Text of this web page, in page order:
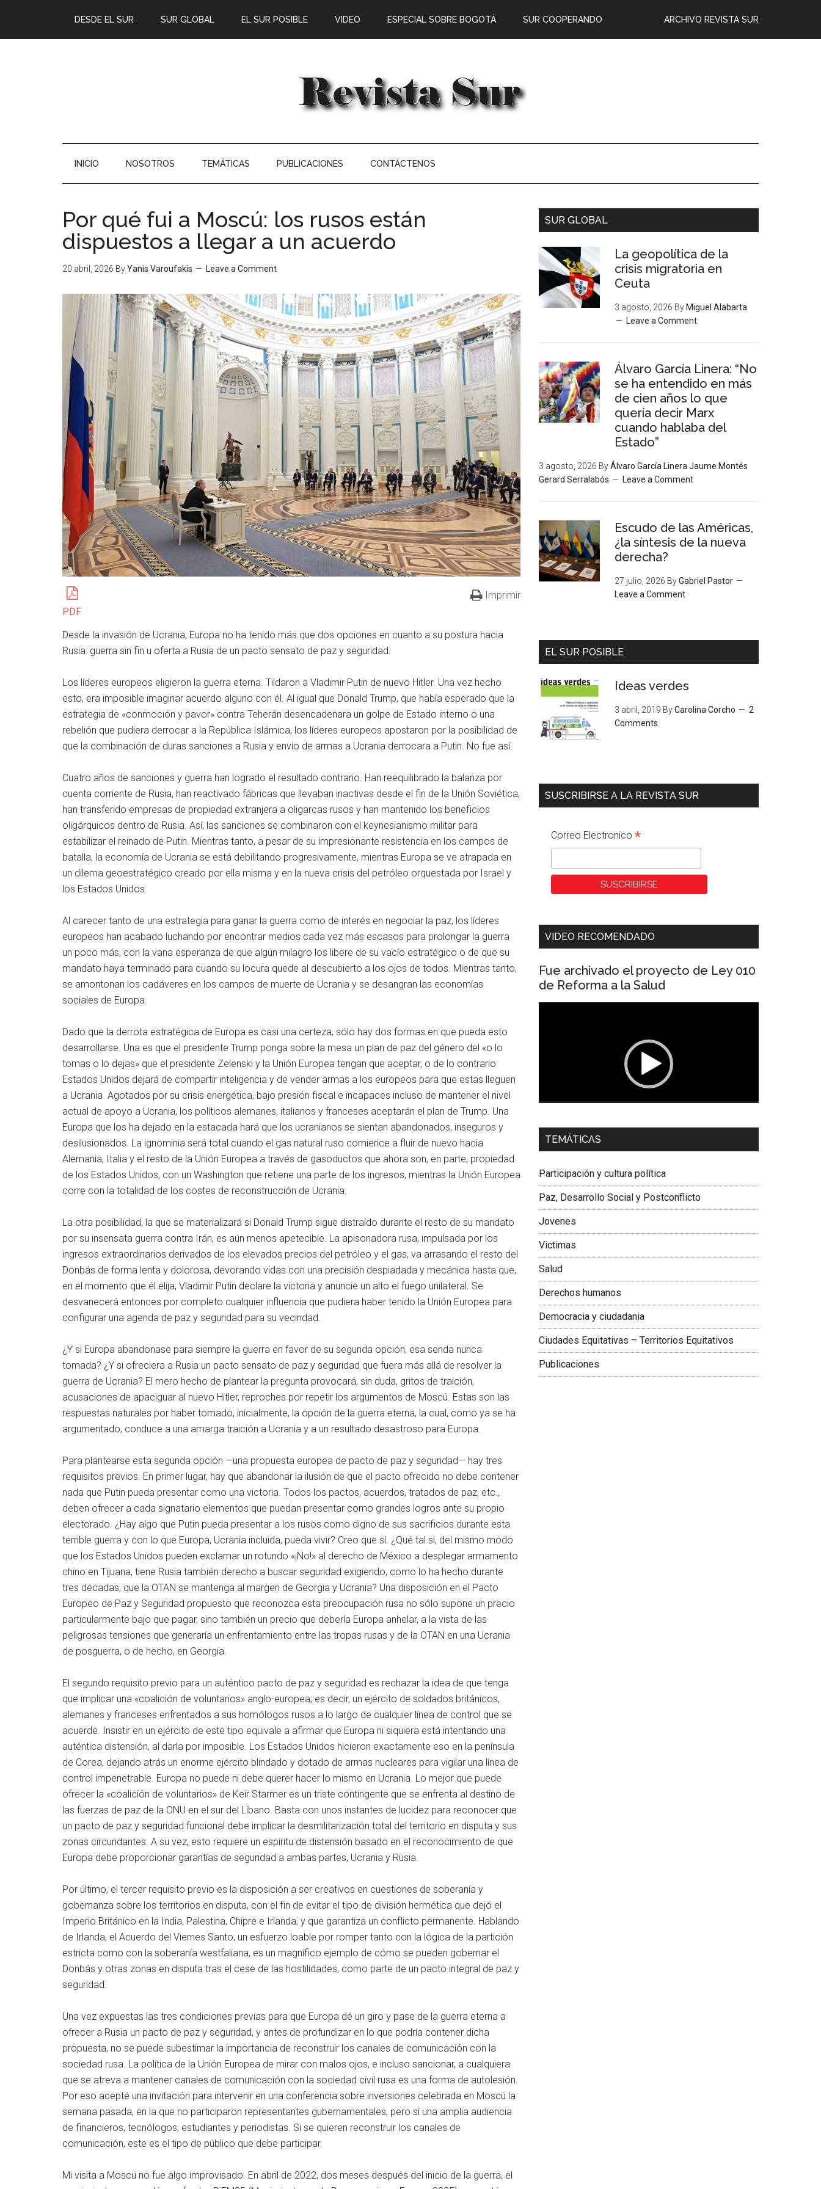
DESDE EL SUR SUR GLOBAL EL SUR POSIBLE ARCHIVO REVISTA SUR
VIDEO ESPECIAL SOBRE BOGOTÁ SUR COOPERANDO
INICIO NOSOTROS TEMÁTICAS PUBLICACIONES CONTÁCTENOS
Por qué fui a Moscú: los rusos están
dispuestos a llegar a un acuerdo
20 abril, 2026 ByYanis Varoufakis Leave a Comment
PDF
Imprimir
Desde la invasión de Ucrania, Europa no ha tenido más que dos opciones en cuanto a su postura hacia
Rusia: guerra sin fin u oferta a Rusia de un pacto sensato de paz y seguridad.
Los líderes europeos eligieron la guerra eterna. Tildaron a Vladimir Putin de nuevo Hitler. Una vez hecho
esto, era imposible imaginar acuerdo alguno con él. Al igual que Donald Trump, que había esperado que la
estrategia de «conmoción y pavor» contra Teherán desencadenara un golpe de Estado interno o una
rebelión que pudiera derrocar a la República Islámica, los líderes europeos apostaron por la posibilidad de
que la combinación de duras sanciones a Rusia y envío de armas a Ucrania derrocara a Putin. No fue así.
Cuatro años de sanciones y guerra han logrado el resultado contrario. Han reequilibrado la balanza por
cuenta corriente de Rusia, han reactivado fábricas que llevaban inactivas desde el fin de la Unión Soviética,
han transferido empresas de propiedad extranjera a oligarcas rusos y han mantenido los beneficios
oligárquicos dentro de Rusia. Así, las sanciones se combinaron con el keynesianismo militar para
estabilizar el reinado de Putin. Mientras tanto, a pesar de su impresionante resistencia en los campos de
batalla, la economía de Ucrania se está debilitando progresivamente, mientras Europa se ve atrapada en
un dilema geoestratégico creado por ella misma y en la nueva crisis del petróleo orquestada por Israel y
los Estados Unidos.
Al carecer tanto de una estrategia para ganar la guerra como de interés en negociar la paz, los líderes
europeos han acabado luchando por encontrar medios cada vez más escasos para prolongar la guerra
un poco más, con la vana esperanza de que algún milagro los libere de su vacío estratégico o de que su
mandato haya terminado para cuando su locura quede al descubierto a los ojos de todos. Mientras tanto,
se amontonan los cadáveres en los campos de muerte de Ucrania y se desangran las economías
sociales de Europa.
Dado que la derrota estratégica de Europa es casi una certeza, sólo hay dos formas en que pueda esto
desarrollarse. Una es que el presidente Trump ponga sobre la mesa un plan de paz del género del «o lo
tomas o lo dejas» que el presidente Zelenski y la Unión Europea tengan que aceptar, o de lo contrario
Estados Unidos dejará de compartir inteligencia y de vender armas a los europeos para que estas lleguen
a Ucrania. Agotados por su crisis energética, bajo presión fiscal e incapaces incluso de mantener el nivel
actual de apoyo a Ucrania, los políticos alemanes, italianos y franceses aceptarán el plan de Trump. Una
Europa que los ha dejado en la estacada hará que los ucranianos se sientan abandonados, inseguros y
desilusionados. La ignominia será total cuando el gas natural ruso comience a fluir de nuevo hacia
Alemania, Italia y el resto de la Unión Europea a través de gasoductos que ahora son, en parte, propiedad
de los Estados Unidos, con un Washington que retiene una parte de los ingresos, mientras la Unión Europea
corre con la totalidad de los costes de reconstrucción de Ucrania.
La otra posibilidad, la que se materializará si Donald Trump sigue distraído durante el resto de su mandato
por su insensata guerra contra Irán, es aún menos apetecible. La apisonadora rusa, impulsada por los
ingresos extraordinarios derivados de los elevados precios del petróleo y el gas, va arrasando el resto del
Donbás de forma lenta y dolorosa, devorando vidas con una precisión despiadada y mecánica hasta que,
en el momento que él elija, Vladimir Putin declare la victoria y anuncie un alto el fuego unilateral. Se
desvanecerá entonces por completo cualquier influencia que pudiera haber tenido la Unión Europea para
configurar una agenda de paz y seguridad para su vecindad.
¿Y si Europa abandonase para siempre la guerra en favor de su segunda opción, esa senda nunca
tomada? ¿Y si ofreciera a Rusia un pacto sensato de paz y seguridad que fuera más allá de resolver la
guerra de Ucrania? El mero hecho de plantear la pregunta provocará, sin duda, gritos de traición,
acusaciones de apaciguar al nuevo Hitler, reproches por repetir los argumentos de Moscú. Estas son las
respuestas naturales por haber tomado, inicialmente, la opción de la guerra eterna, la cual, como ya se ha
argumentado, conduce a una amarga traición a Ucrania y a un resultado desastroso para Europa.
Para plantearse esta segunda opción —una propuesta europea de pacto de paz y seguridad— hay tres
requisitos previos. En primer lugar, hay que abandonar la ilusión de que el pacto ofrecido no debe contener
nada que Putin pueda presentar como una victoria. Todos los pactos, acuerdos, tratados de paz, etc.,
deben ofrecer a cada signatario elementos que puedan presentar como grandes logros ante su propio
electorado. ¿Hay algo que Putin pueda presentar a los rusos como digno de sus sacrificios durante esta
terrible guerra y con lo que Europa, Ucrania incluida, pueda vivir? Creo que sí. ¿Qué tal si, del mismo modo
que los Estados Unidos pueden exclamar un rotundo «¡No!» al derecho de México a desplegar armamento
chino en Tijuana, tiene Rusia también derecho a buscar seguridad exigiendo, como lo ha hecho durante
tres décadas, que la OTAN se mantenga al margen de Georgia y Ucrania? Una disposición en el Pacto
Europeo de Paz y Seguridad propuesto que reconozca esta preocupación rusa no sólo supone un precio
particularmente bajo que pagar, sino también un precio que debería Europa anhelar, a la vista de las
peligrosas tensiones que generaría un enfrentamiento entre las tropas rusas y de la OTAN en una Ucrania
de posguerra, o de hecho, en Georgia.
El segundo requisito previo para un auténtico pacto de paz y seguridad es rechazar la idea de que tenga
que implicar una «coalición de voluntarios» anglo-europea; es decir, un ejército de soldados británicos,
alemanes y franceses enfrentados a sus homólogos rusos a lo largo de cualquier línea de control que se
acuerde. Insistir en un ejército de este tipo equivale a afirmar que Europa ni siquiera está intentando una
auténtica distensión, al darla por imposible. Los Estados Unidos hicieron exactamente eso en la península
de Corea, dejando atrás un enorme ejército blindado y dotado de armas nucleares para vigilar una línea de
control impenetrable. Europa no puede ni debe querer hacer lo mismo en Ucrania. Lo mejor que puede
ofrecer la «coalición de voluntarios» de Keir Starmer es un triste contingente que se enfrenta al destino de
las fuerzas de paz de la ONU en el sur del Líbano. Basta con unos instantes de lucidez para reconocer que
un pacto de paz y seguridad funcional debe implicar la desmilitarización total del territorio en disputa y sus
zonas circundantes. A su vez, esto requiere un espíritu de distensión basado en el reconocimiento de que
Europa debe proporcionar garantías de seguridad a ambas partes, Ucrania y Rusia.
Por último, el tercer requisito previo es la disposición a ser creativos en cuestiones de soberanía y
gobernanza sobre los territorios en disputa, con el fin de evitar el tipo de división hermética que dejó el
Imperio Británico en la India, Palestina, Chipre e Irlanda, y que garantiza un conflicto permanente. Hablando
de Irlanda, el Acuerdo del Viernes Santo, un esfuerzo loable por romper tanto con la lógica de la partición
estricta como con la soberanía westfaliana, es un magnífico ejemplo de cómo se pueden gobernar el
Donbás y otras zonas en disputa tras el cese de las hostilidades, como parte de un pacto integral de paz y
seguridad.
Una vez expuestas las tres condiciones previas para que Europa dé un giro y pase de la guerra eterna a
ofrecer a Rusia un pacto de paz y seguridad, y antes de profundizar en lo que podría contener dicha
propuesta, no se puede subestimar la importancia de reconstruir los canales de comunicación con la
sociedad rusa. La política de la Unión Europea de mirar con malos ojos, e incluso sancionar, a cualquiera
que se atreva a mantener canales de comunicación con la sociedad civil rusa es una forma de autolesión.
Por eso acepté una invitación para intervenir en una conferencia sobre inversiones celebrada en Moscú la
semana pasada, en la que no participaron representantes gubernamentales, pero sí una amplia audiencia
de financieros, tecnólogos, estudiantes y periodistas. Si se quieren reconstruir los canales de
comunicación, este es el tipo de público que debe participar.
Mi visita a Moscú no fue algo improvisado. En abril de 2022, dos meses después del inicio de la guerra, el
SUR GLOBAL
La geopolítica de la
crisis migratoria en
Ceuta
3 agosto, 2026 By Miguel Alabarta
Leave a Comment
Álvaro García Linera: “No
se ha entendido en más
de cien años lo que
quería decir Marx
cuando hablaba del
Estado”
3 agosto, 2026 ByÁlvaro García Linera Jaume Montés
Gerard Serralabós
Leave a Comment
Escudo de las Américas,
¿la síntesis de la nueva
derecha?
27 julio, 2026 ByGabriel Pastor
Leave a Comment
EL SUR POSIBLE
Ideas verdes
3 abril, 2019 ByCarolina Corcho
2
Comments
SUSCRIBIRSE A LA REVISTA SUR
Correo Electronico *
VIDEO RECOMENDADO
Fue archivado el proyecto de Ley 010
de Reforma a la Salud
Dra. Carolina Corcho Mejía,
Latinoamericana Sur, Vicepresidenta Federación
TEMÁTICAS
Participación y cultura política
Paz, Desarrollo Social y Postconflicto
Jovenes
Victimas
Salud
Derechos humanos
Democracia y ciudadania
Ciudades Equitativas – Territorios Equitativos
Publicaciones